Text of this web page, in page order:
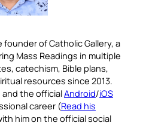
of Catholic Gallery, a
Mass Readings in multiple
catechism, Bible plans,
resources since 2013.
the officialAndroid/iOS
career (Read his
him on the official social